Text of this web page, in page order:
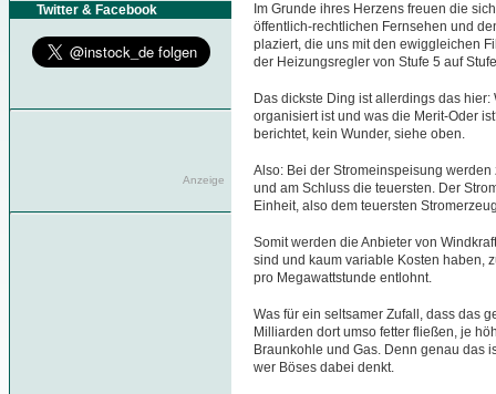
Twitter & Facebook
Anzeige
Im Grunde ihres Herzens freuen die
öffentlich-rechtlichen Fernsehen und
plaziert, die uns mit den ewiggleichen
der Heizungsregler von Stufe 5 auf
Das dickste Ding ist allerdings das
organisiert ist und was die Merit-Oder
berichtet, kein Wunder, siehe oben.
Also: Bei der Stromeinspeisung
und am Schluss die teuersten. Der
Einheit, also dem teuersten
Somit werden die Anbieter von
sind und kaum variable Kosten haben,
pro Megawattstunde entlohnt.
Was für ein seltsamer Zufall, dass das
Milliarden dort umso fetter fließen, je
Braunkohle und Gas. Denn genau das
wer Böses dabei denkt.